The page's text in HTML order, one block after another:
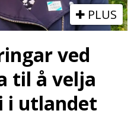
PLUS
ved
til å velja
i utlandet